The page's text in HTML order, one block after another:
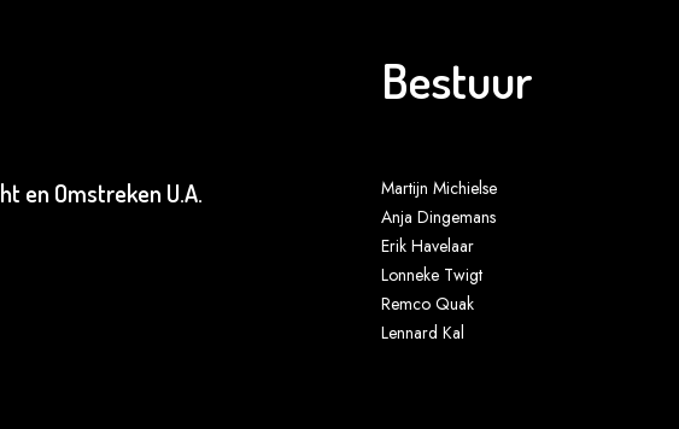
en Omstreken U.A.
Bestuur
Martijn Michielse
Anja Dingemans
Erik Havelaar
Lonneke Twigt
Remco Quak
Lennard Kal